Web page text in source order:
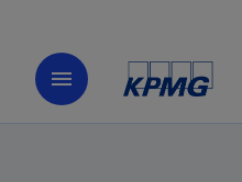
menu